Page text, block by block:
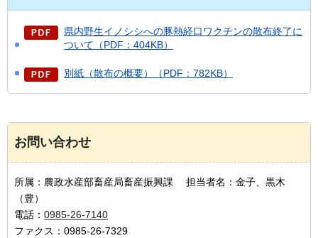
県内野生イノシシへの豚熱経口ワクチンの散布終了に
ついて（PDF：404KB）
別紙（散布の概要）（PDF：782KB）
お問い合わせ
所属：農政水産部畜産局畜産振興課 担当者名：金子、黒木
（豊）
電話： 0985-26-7140
ファクス：0985-26-7329